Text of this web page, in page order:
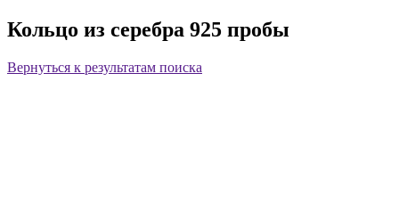
Кольцо из серебра 925 пробы
Вернуться к результатам поиска